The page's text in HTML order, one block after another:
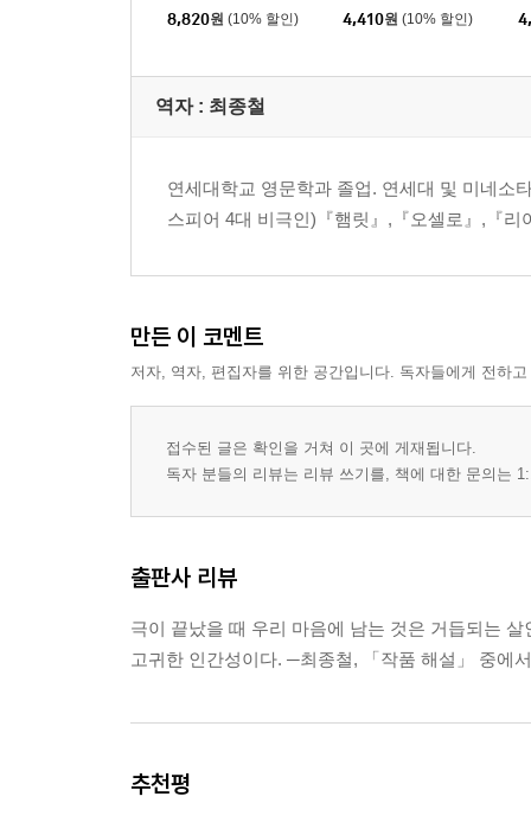
8,820원 (10% 할인) 4,410원 (10% 할인)
역자 : 최종철
연세대학교 영문학과 졸업. 연세대 및 미네소
스피어 4대 비극인)『햄릿』,『오셀로』,『
만든 이 코멘트
저자, 역자, 편집자를 위한 공간입니다. 독자들에게 전하
접수된 글은 확인을 거쳐 이 곳에 게재됩니다.
독자 분들의 리뷰는 리뷰 쓰기를, 책에 대한 문의는
출판사 리뷰
극이 끝났을 때 우리 마음에 남는 것은 거듭되는
고귀한 인간성이다. ─최종철, 「작품 해설」 중에서
추천평